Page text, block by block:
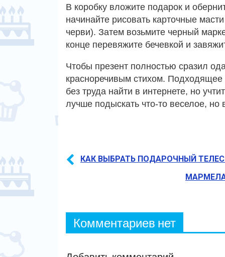
В коробку вложите подарок и
начинайте рисовать карточные
черви). Затем возьмите черный
конце перевяжите бечевкой и
Чтобы презент полностью сразил
красноречивым стихом.
без труда найти в интернете, но
лучше подыскать что-то веселое, но
КАК ВЫБРАТЬ ПОДАРОЧНЫЙ
Комментариев нет